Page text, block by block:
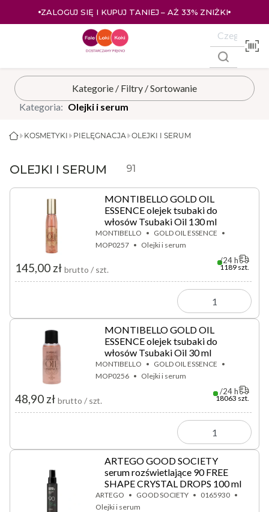
ZALOGUJ SIĘ I KUPUJ TANIEJ – AŻ 33% ZNIŻKI
Kategoria: Olejki i serum
OLEJKI I SERUM
PIELĘGNACJA
KOSMETYKI
OLEJKI I SERUM 91
MONTIBELLO GOLD OIL
ESSENCE olejek tsubaki do
włosów Tsubaki Oil 130 ml
MONTIBELLO
GOLD OIL ESSENCE
MOP0257
Olejki i serum
145,00 zł brutto / szt. 1189 szt.
24 h
MONTIBELLO GOLD OIL
ESSENCE olejek tsubaki do
włosów Tsubaki Oil 30 ml
MONTIBELLO
GOLD OIL ESSENCE
MOP0256
Olejki i serum
48,90 zł brutto / szt. 18063 szt.
24 h
ARTEGO GOOD SOCIETY
serum rozświetlające 90 FREE
SHAPE CRYSTAL DROPS 100 ml
ARTEGO GOOD SOCIETY
0165930
Olejki i serum